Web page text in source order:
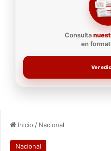
Consulta
en
Ver
Inicio / Nacional
Nacional